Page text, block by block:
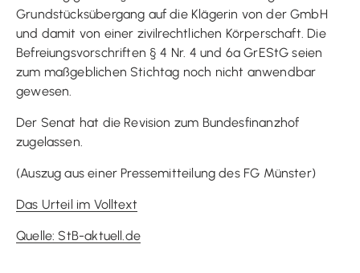
Grundstücksübergang auf die Klägerin von der GmbH
und damit von einer zivilrechtlichen Körperschaft. Die
Befreiungsvorschriften § 4 Nr. 4 und 6a GrEStG seien
zum maßgeblichen Stichtag noch nicht anwendbar
gewesen.
Der Senat hat die Revision zum Bundesfinanzhof
zugelassen.
(Auszug aus einer Pressemitteilung des FG Münster)
Das Urteil im Volltext
Quelle: StB-aktuell.de